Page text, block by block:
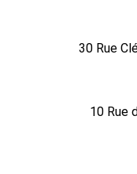
10 Rue
30 Rue